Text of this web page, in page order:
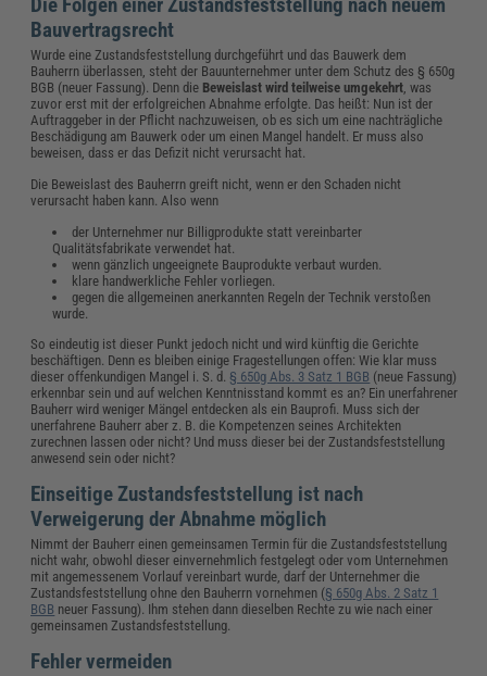
Bauvertragsrecht
Wurde eine Zustandsfeststellung durchgeführt und das Bauwerk dem
Bauherrn überlassen, steht der Bauunternehmer unter dem Schutz des § 650g
BGB (neuer Fassung). Denn die Beweislast wird teilweise umgekehrt, was
zuvor erst mit der erfolgreichen Abnahme erfolgte. Das heißt: Nun ist der
Auftraggeber in der Pflicht nachzuweisen, ob es sich um eine nachträgliche
Beschädigung am Bauwerk oder um einen Mangel handelt. Er muss also
beweisen, dass er das Defizit nicht verursacht hat.
Die Beweislast des Bauherrn greift nicht, wenn er den Schaden nicht
verursacht haben kann. Also wenn
der Unternehmer nur Billigprodukte statt vereinbarter
Qualitätsfabrikate verwendet hat.
wenn gänzlich ungeeignete Bauprodukte verbaut wurden.
klare handwerkliche Fehler vorliegen.
gegen die allgemeinen anerkannten Regeln der Technik verstoßen
wurde.
So eindeutig ist dieser Punkt jedoch nicht und wird künftig die Gerichte
beschäftigen. Denn es bleiben einige Fragestellungen offen: Wie klar muss
dieser offenkundigen Mangel i. S. d. § 650g Abs. 3 Satz 1 BGB (neue Fassung)
erkennbar sein und auf welchen Kenntnisstand kommt es an? Ein unerfahrener
Bauherr wird weniger Mängel entdecken als ein Bauprofi. Muss sich der
unerfahrene Bauherr aber z. B. die Kompetenzen seines Architekten
zurechnen lassen oder nicht? Und muss dieser bei der Zustandsfeststellung
anwesend sein oder nicht?
Einseitige Zustandsfeststellung ist nach
Verweigerung der Abnahme möglich
Nimmt der Bauherr einen gemeinsamen Termin für die Zustandsfeststellung
nicht wahr, obwohl dieser einvernehmlich festgelegt oder vom Unternehmen
mit angemessenem Vorlauf vereinbart wurde, darf der Unternehmer die
Zustandsfeststellung ohne den Bauherrn vornehmen (§ 650g Abs. 2 Satz 1
BGB neuer Fassung). Ihm stehen dann dieselben Rechte zu wie nach einer
gemeinsamen Zustandsfeststellung.
Fehler vermeiden